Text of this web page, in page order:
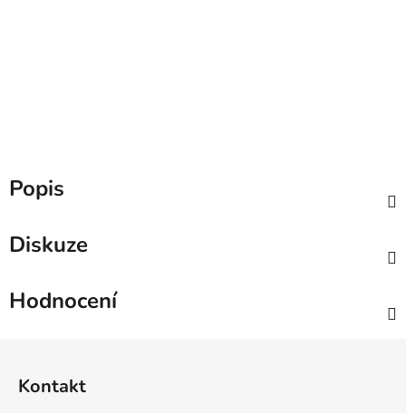
Popis
Diskuze
Hodnocení
Kontakt